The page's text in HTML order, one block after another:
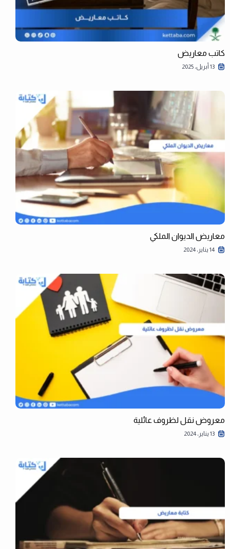
كاتب معاريض
13 أبريل، 2025
معاريض الديوان الملكي
14 يناير، 2024
معروض نقل لظروف عائلية
13 يناير، 2024